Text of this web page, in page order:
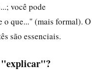
você pode
o que..." (mais formal). O
são essenciais.
"explicar"?